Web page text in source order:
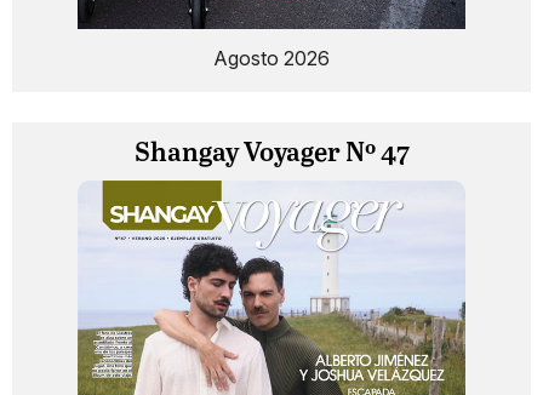
Agosto 2026
Shangay Voyager Nº 47